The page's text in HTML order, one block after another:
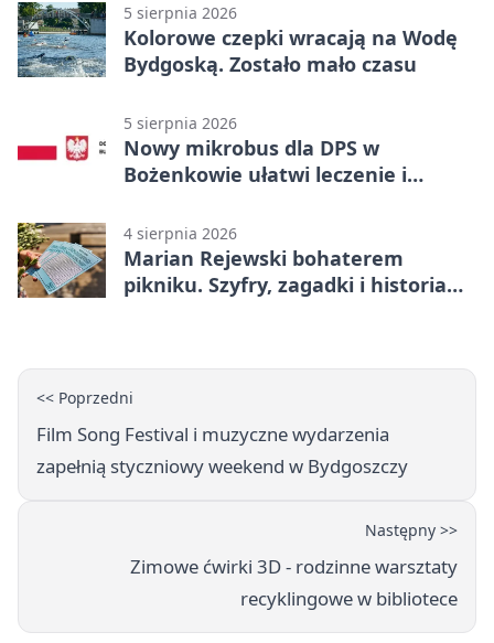
5 sierpnia 2026
Kolorowe czepki wracają na Wodę
Bydgoską. Zostało mało czasu
5 sierpnia 2026
Nowy mikrobus dla DPS w
Bożenkowie ułatwi leczenie i
4 sierpnia 2026
Marian Rejewski bohaterem
pikniku. Szyfry, zagadki i historia
<< Poprzedni
Film Song Festival i muzyczne wydarzenia
zapełnią styczniowy weekend w Bydgoszczy
Następny >>
Zimowe ćwirki 3D - rodzinne warsztaty
recyklingowe w bibliotece